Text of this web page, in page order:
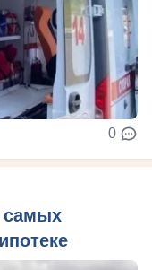
0
самых